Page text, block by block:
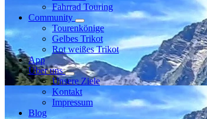
Fahrrad Touring
Community
Tourenkönige
Gelbes Trikot
Rot weißes Trikot
App
Über uns
Unsere Ziele
Kontakt
Impressum
Blog